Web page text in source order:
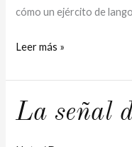
cómo un ejército de
Leer más »
La señal
La
de